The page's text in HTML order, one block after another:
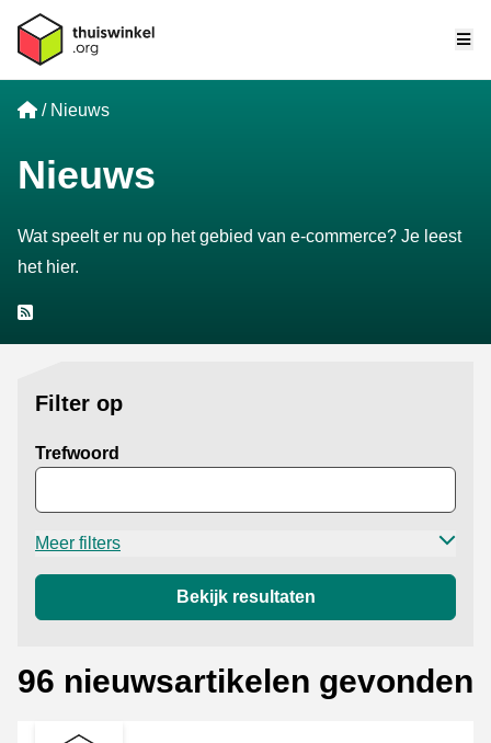
Home
Nieuws
Nieuws
Wat speelt er nu op het gebied van e-commerce? Je leest
het hier.
RSS
Filter op
Trefwoord
Meer filters
Bekijk resultaten
96 nieuwsartikelen gevonden